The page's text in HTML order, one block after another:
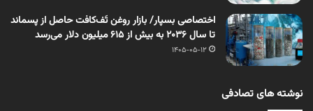
اختصاصی بسپار/ بازار روغن تَف‌کافت حاصل از پسماند
تا سال ۲۰۳۶ به بیش از ۶۱۵ میلیون دلار می‌رسد
1405-05-12
نوشته های تصادفی